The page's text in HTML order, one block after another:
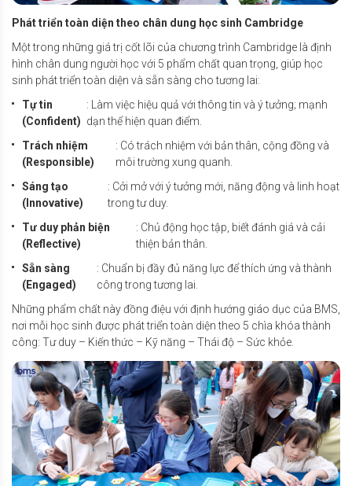
Phát triển toàn diện theo chân dung học sinh Cambridge
Một trong những giá trị cốt lõi của chương trình Cambridge là định
hình chân dung người học với 5 phẩm chất quan trọng, giúp học
sinh phát triển toàn diện và sẵn sàng cho tương lai:
Tự tin
(Confident)
: Làm việc hiệu quả với thông tin và ý tưởng; mạnh
dạn thể hiện quan điểm.
Trách nhiệm
(Responsible)
: Có trách nhiệm với bản thân, cộng đồng và
môi trường xung quanh.
Sáng tạo
(Innovative)
: Cởi mở với ý tưởng mới, năng động và linh hoạt
trong tư duy.
Tư duy phản biện
(Reflective)
: Chủ động học tập, biết đánh giá và cải
thiện bản thân.
Sẵn sàng
(Engaged)
: Chuẩn bị đầy đủ năng lực để thích ứng và thành
công trong tương lai.
Những phẩm chất này đồng điệu với định hướng giáo dục của BMS,
nơi mỗi học sinh được phát triển toàn diện theo 5 chìa khóa thành
công: Tư duy – Kiến thức – Kỹ năng – Thái độ – Sức khỏe.